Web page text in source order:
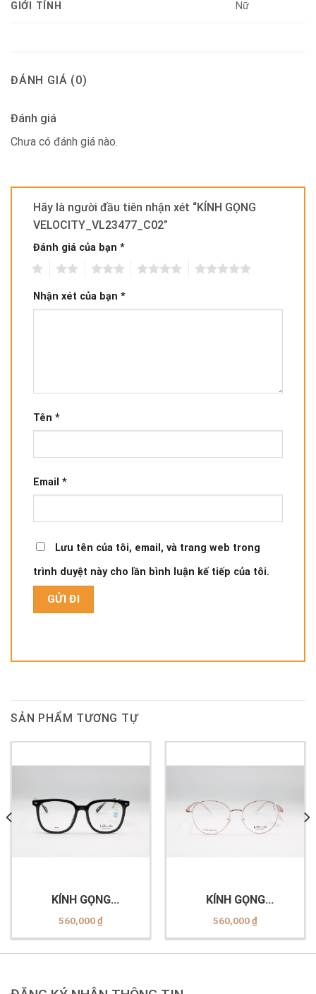
GIỚI TÍNH Nữ
ĐÁNH GIÁ (0)
Đánh giá
Chưa có đánh giá nào.
Hãy là người đầu tiên nhận xét “KÍNH GỌNG
VELOCITY_VL23477_C02”
Đánh giá của bạn *
Nhận xét của bạn *
Tên *
Email *
Lưu tên của tôi, email, và trang web trong
trình duyệt này cho lần bình luận kế tiếp của tôi.
SẢN PHẨM TƯƠNG TỰ
KÍNH GỌNG
VELOCITY_VL23371_C01
560,000₫
KÍNH GỌNG
VELOCITY_VL23353_C02
560,000₫